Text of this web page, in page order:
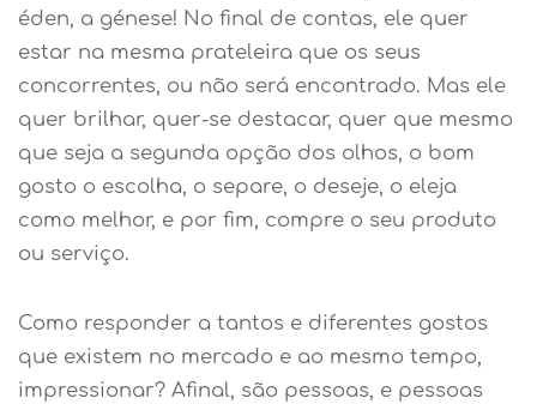
éden, a génese! No final de contas, ele quer
estar na mesma prateleira que os seus
concorrentes, ou não será encontrado. Mas ele
quer brilhar, quer-se destacar, quer que mesmo
que seja a segunda opção dos olhos, o bom
gosto o escolha, o separe, o deseje, o eleja
como melhor, e por fim, compre o seu produto
ou serviço.
Como responder a tantos e diferentes gostos
que existem no mercado e ao mesmo tempo,
impressionar? Afinal, são pessoas, e pessoas